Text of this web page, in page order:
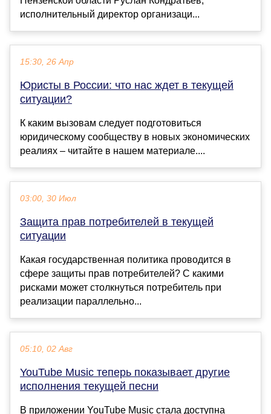
исполнительный директор организаци...
15:30, 26 Апр
Юристы в России: что нас ждет в текущей
ситуации?
К каким вызовам следует подготовиться
юридическому сообществу в новых экономических
реалиях – читайте в нашем материале....
03:00, 30 Июл
Защита прав потребителей в текущей
ситуации
Какая государственная политика проводится в
сфере защиты прав потребителей? С какими
рисками может столкнуться потребитель при
реализации параллельно...
05:10, 02 Авг
YouTube Music теперь показывает другие
исполнения текущей песни
В приложении YouTube Music стала доступна